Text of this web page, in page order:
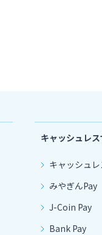
キャッシュレ
キャッシュ
みやぎんPay
J-Coin Pay
Bank Pay